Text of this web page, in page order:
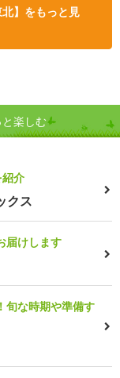
】をもっと見
楽しむ
介
クス
届けします
旬な時期や準備す